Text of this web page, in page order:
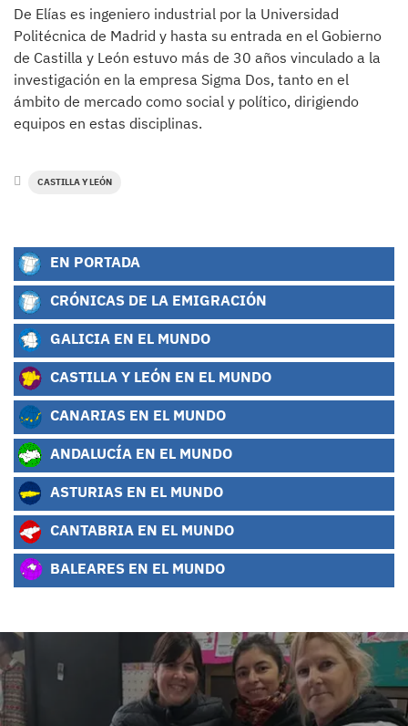
De Elías es ingeniero industrial por la Universidad
Politécnica de Madrid y hasta su entrada en el Gobierno
de Castilla y León estuvo más de 30 años vinculado a la
investigación en la empresa Sigma Dos, tanto en el
ámbito de mercado como social y político, dirigiendo
equipos en estas disciplinas.
CASTILLA Y LEÓN
EN PORTADA
CRÓNICAS DE LA EMIGRACIÓN
GALICIA EN EL MUNDO
CASTILLA Y LEÓN EN EL MUNDO
CANARIAS EN EL MUNDO
ANDALUCÍA EN EL MUNDO
ASTURIAS EN EL MUNDO
CANTABRIA EN EL MUNDO
BALEARES EN EL MUNDO